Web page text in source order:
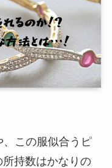
この服似合うピ
持数はかなりの